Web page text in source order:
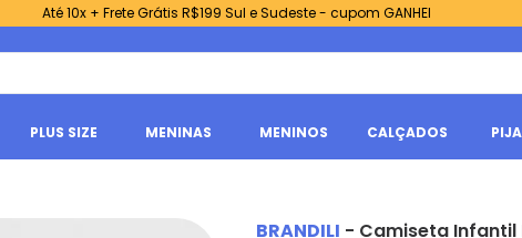
Até 10x + Frete Grátis R$199 Sul e Sudeste - cupom GANHEI
PLUS SIZE MENINAS MENINOS CALÇADOS
BRANDILI - Camiseta Infantil